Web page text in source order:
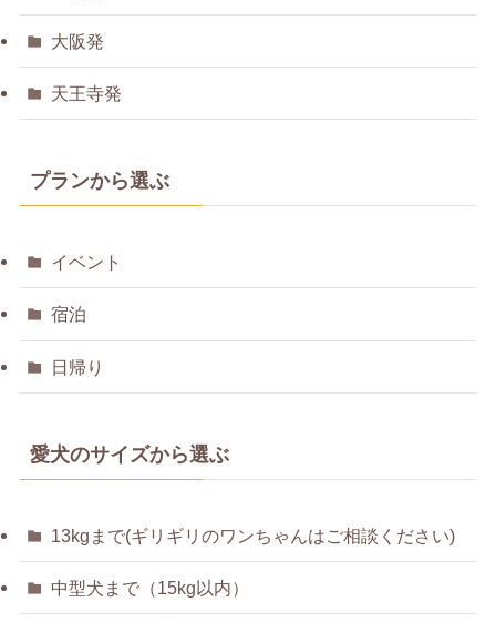
大阪発
天王寺発
プランから選ぶ
イベント
宿泊
日帰り
愛犬のサイズから選ぶ
13kgまで(ギリギリのワンちゃんはご相談ください)
中型犬まで（15kg以内）